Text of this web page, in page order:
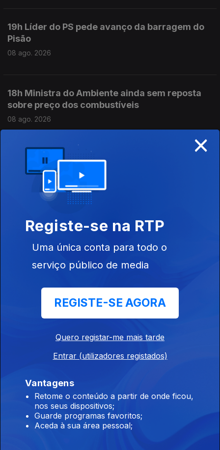
19h Líder do PS pede avanço da barragem do
Pisão
08 ago. 2026
18h Ministra do Ambiente ainda sem reposta
sobre preço dos combustíveis
08 ago. 2026
17h Incêndio em Carrazeda de Ansiães
08 ago. 2026
menores imigrantes
14h Queda de aeronave faz 1 morto
13h PR: Cooperação e entreajuda são mais
fortes do que egoísmos
08 ago. 2026
×
Registe-se na RTP
Uma única conta para todo o
serviço público de media
REGISTE-SE AGORA
Quero registar-me mais tarde
Entrar (utilizadores registados)
Vantagens
Retome o conteúdo a partir de onde ficou,
nos seus dispositivos;
Guarde programas favoritos;
Aceda à sua área pessoal;